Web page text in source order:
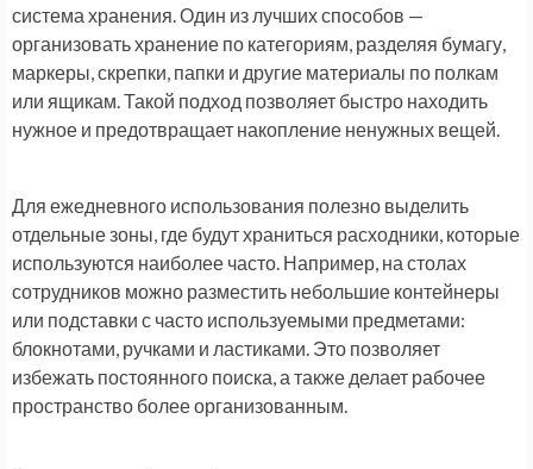
система хранения. Один из лучших способов —
организовать хранение по категориям, разделяя бумагу,
маркеры, скрепки, папки и другие материалы по полкам
или ящикам. Такой подход позволяет быстро находить
нужное и предотвращает накопление ненужных вещей.
Для ежедневного использования полезно выделить
отдельные зоны, где будут храниться расходники, которые
используются наиболее часто. Например, на столах
сотрудников можно разместить небольшие контейнеры
или подставки с часто используемыми предметами:
блокнотами, ручками и ластиками. Это позволяет
избежать постоянного поиска, а также делает рабочее
пространство более организованным.